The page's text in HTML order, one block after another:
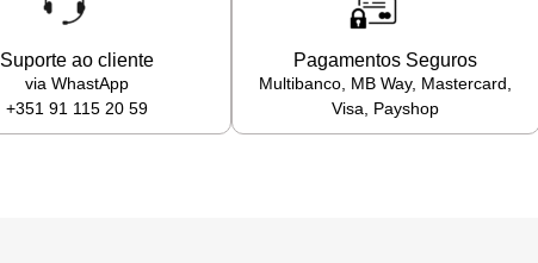
Suporte ao cliente
via WhastApp
+351 91 115 20 59
Pagamentos Seguros
Multibanco, MB Way, Mastercard,
Visa, Payshop